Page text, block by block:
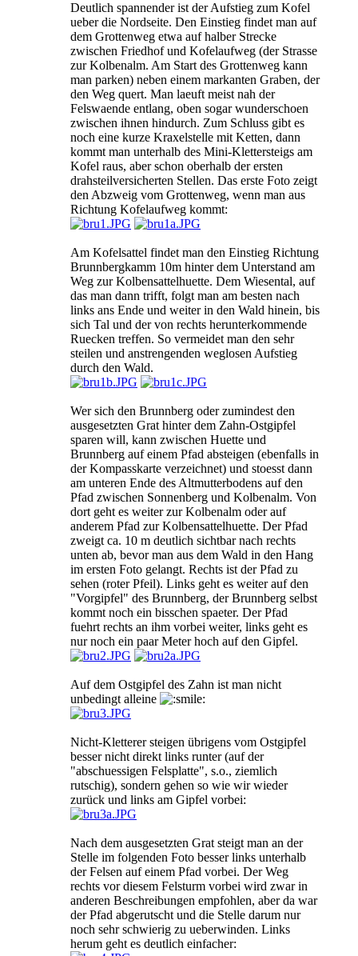
Deutlich spannender ist der Aufstieg zum Kofel
ueber die Nordseite. Den Einstieg findet man auf
dem Grottenweg etwa auf halber Strecke
zwischen Friedhof und Kofelaufweg (der Strasse
zur Kolbenalm. Am Start des Grottenweg kann
man parken) neben einem markanten Graben, der
den Weg quert. Man laeuft meist nah der
Felswaende entlang, oben sogar wunderschoen
zwischen ihnen hindurch. Zum Schluss gibt es
noch eine kurze Kraxelstelle mit Ketten, dann
kommt man unterhalb des Mini-Klettersteigs am
Kofel raus, aber schon oberhalb der ersten
drahsteilversicherten Stellen. Das erste Foto zeigt
den Abzweig vom Grottenweg, wenn man aus
Richtung Kofelaufweg kommt:
Am Kofelsattel findet man den Einstieg Richtung
Brunnbergkamm 10m hinter dem Unterstand am
Weg zur Kolbensattelhuette. Dem Wiesental, auf
das man dann trifft, folgt man am besten nach
links ans Ende und weiter in den Wald hinein, bis
sich Tal und der von rechts herunterkommende
Ruecken treffen. So vermeidet man den sehr
steilen und anstrengenden weglosen Aufstieg
durch den Wald.
Wer sich den Brunnberg oder zumindest den
ausgesetzten Grat hinter dem Zahn-Ostgipfel
sparen will, kann zwischen Huette und
Brunnberg auf einem Pfad absteigen (ebenfalls in
der Kompasskarte verzeichnet) und stoesst dann
am unteren Ende des Altmutterbodens auf den
Pfad zwischen Sonnenberg und Kolbenalm. Von
dort geht es weiter zur Kolbenalm oder auf
anderem Pfad zur Kolbensattelhuette. Der Pfad
zweigt ca. 10 m deutlich sichtbar nach rechts
unten ab, bevor man aus dem Wald in den Hang
im ersten Foto gelangt. Rechts ist der Pfad zu
sehen (roter Pfeil). Links geht es weiter auf den
"Vorgipfel" des Brunnberg, der Brunnberg selbst
kommt noch ein bisschen spaeter. Der Pfad
fuehrt rechts an ihm vorbei weiter, links geht es
nur noch ein paar Meter hoch auf den Gipfel.
Auf dem Ostgipfel des Zahn ist man nicht
unbedingt alleine
Nicht-Kletterer steigen übrigens vom Ostgipfel
besser nicht direkt links runter (auf der
"abschuessigen Felsplatte", s.o., ziemlich
rutschig), sondern gehen so wie wir wieder
zurück und links am Gipfel vorbei:
Nach dem ausgesetzten Grat steigt man an der
Stelle im folgenden Foto besser links unterhalb
der Felsen auf einem Pfad vorbei. Der Weg
rechts vor diesem Felsturm vorbei wird zwar in
anderen Beschreibungen empfohlen, aber da war
der Pfad abgerutscht und die Stelle darum nur
noch sehr schwierig zu ueberwinden. Links
herum geht es deutlich einfacher: